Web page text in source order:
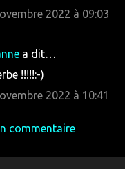
2022 à 09:03
a dit…
!!!!!:-)
2022 à 10:41
commentaire